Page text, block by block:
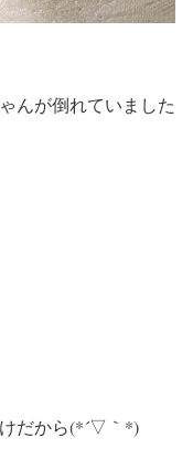
んが倒れていました
だから(*´▽｀*)